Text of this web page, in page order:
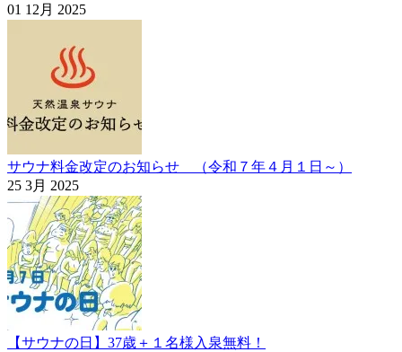
01 12月 2025
サウナ料金改定のお知らせ （令和７年４月１日～）
25 3月 2025
【サウナの日】37歳＋１名様入泉無料！